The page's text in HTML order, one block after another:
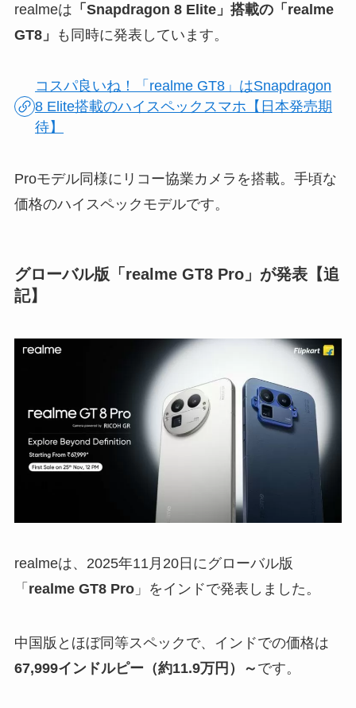
realmeは 「Snapdragon 8 Elite」搭載の「realme
GT8」
も同時に発表しています。
コスパ良いね！「realme GT8」はSnapdragon
8 Elite搭載のハイスペックスマホ【日本発売期
待】
Proモデル同様にリコー協業カメラを搭載。手頃な
価格のハイスペックモデルです。
グローバル版「realme GT8 Pro」が発表【追
記】
realmeは、2025年11月20日にグローバル版
「 realme GT8 Pro」をインドで発表しました。
中国版とほぼ同等スペックで、インドでの価格は
67,999インドルピー（約11.9万円）～ です。